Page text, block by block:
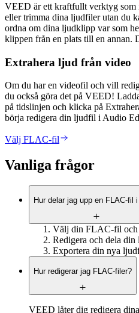
VEED är ett kraftfullt verktyg som
eller trimma dina ljudfiler utan du
ordna om dina ljudklipp var som
klippen från en plats till en annan.
Extrahera ljud från video
Om du har en videofil och vill
du också göra det på VEED!
på tidslinjen och klicka på
börja redigera din ljudfil i Audio
Välj FLAC-fil
Vanliga frågor
Hur delar jag upp en FLAC-fil
Välj din FLAC-fil och
Redigera och dela
Exportera din nya
Hur redigerar jag FLAC-filer?
VEED låter dig redigera